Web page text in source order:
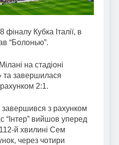
Кубка Італії, в
“Болонью”.
на стадіоні
завершилася
2:1.
з рахунком
“Інтер” вийшов уперед
й хвилині Сем
через чотири